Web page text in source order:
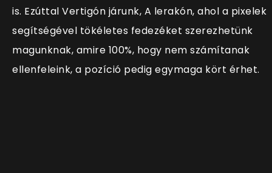
is. Ezúttal Vertigón járunk, A lerakón, ahol a pixelek
segítségével tökéletes fedezéket szerezhetünk
magunknak, amire 100%, hogy nem számítanak
ellenfeleink, a pozíció pedig egymaga kört érhet.